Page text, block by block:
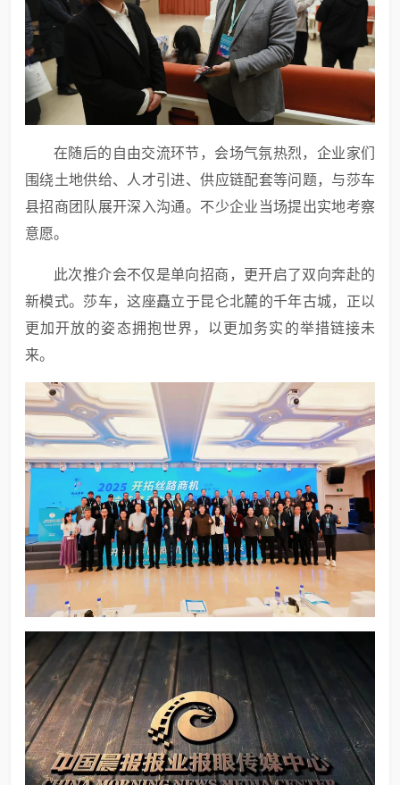
在随后的自由交流环节，会场气氛热烈，企业家们
围绕土地供给、人才引进、供应链配套等问题，与莎车
县招商团队展开深入沟通。不少企业当场提出实地考察
意愿。
此次推介会不仅是单向招商，更开启了双向奔赴的
新模式。莎车，这座矗立于昆仑北麓的千年古城，正以
更加开放的姿态拥抱世界，以更加务实的举措链接未
来。